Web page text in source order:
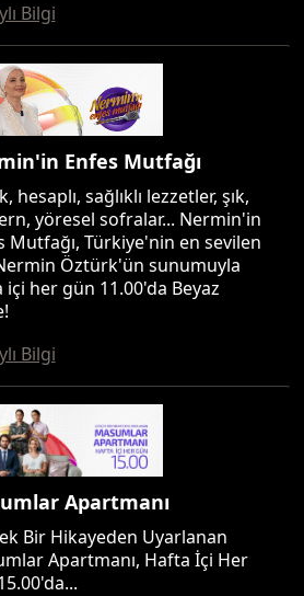
Bilgi
Enfes Mutfağı
hesaplı, sağlıklı lezzetler, şık,
yöresel sofralar... Nermin'in
Mutfağı, Türkiye'nin en sevilen
Öztürk'ün sunumuyla
içi her gün 11.00'da Beyaz
Bilgi
Apartmanı
Bir Hikayeden Uyarlanan
Apartmanı, Hafta İçi Her